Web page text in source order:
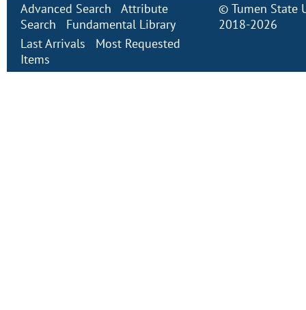
Advanced Search
Attribute
Search
Fundamental Library
Last Arrivals
Most Requested
Items
© Tumen State
2018-2026